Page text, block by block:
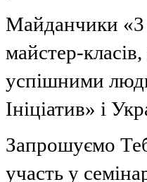
Майданчики «3
майстер-класів,
успішними
Ініціатив» і
Запрошуємо
участь у